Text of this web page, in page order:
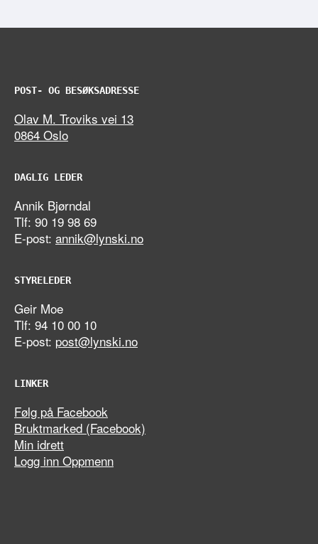
POST- OG BESØKSADRESSE
Olav M. Troviks vei 13
0864 Oslo
DAGLIG LEDER
Annik Bjørndal
Tlf: 90 19 98 69
E-post: annik@lynski.no
STYRELEDER
Geir Moe
Tlf: 94 10 00 10
E-post: post@lynski.no
LINKER
Følg på Facebook
Bruktmarked (Facebook)
Min idrett
Logg inn Oppmenn